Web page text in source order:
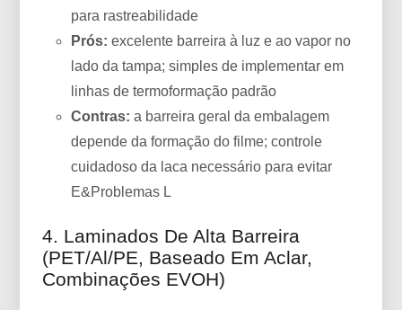
para rastreabilidade
Prós: excelente barreira à luz e ao vapor no
lado da tampa; simples de implementar em
linhas de termoformação padrão
Contras: a barreira geral da embalagem
depende da formação do filme; controle
cuidadoso da laca necessário para evitar
E&Problemas L
4. Laminados De Alta Barreira
(PET/Al/PE, Baseado Em Aclar,
Combinações EVOH)